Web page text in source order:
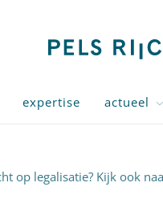
expertise actueel
op legalisatie? Kijk ook